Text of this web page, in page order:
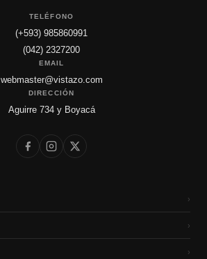
TELÉFONO
(+593) 985860991
(042) 2327200
EMAIL
webmaster@vistazo.com
DIRECCIÓN
Aguirre 734 y Boyacá
›
›
›